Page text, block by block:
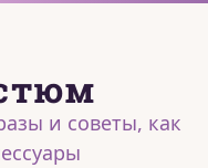
и советы, как